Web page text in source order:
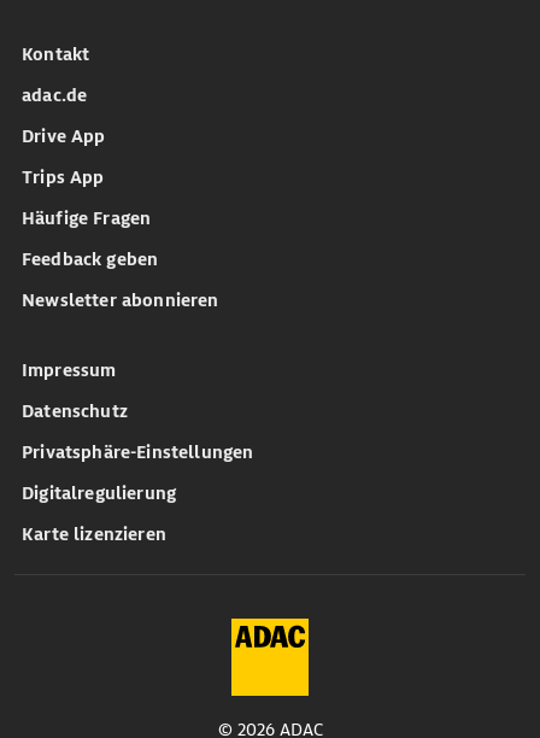
Kontakt
adac.de
Drive App
Trips App
Häufige Fragen
Feedback geben
Newsletter abonnieren
Impressum
Datenschutz
Privatsphäre-Einstellungen
Digitalregulierung
Karte lizenzieren
© 2026 ADAC